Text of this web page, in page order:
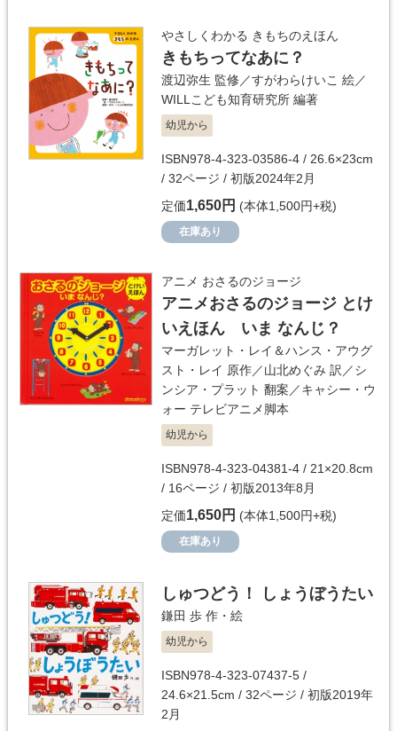
やさしくわかる きもちのえほん
きもちってなあに？
渡辺弥生 監修／すがわらけいこ 絵／
WILLこども知育研究所 編著
幼児から
ISBN978-4-323-03586-4 / 26.6×23cm
/ 32ページ / 初版2024年2月
定価1,650円 (本体1,500円+税)
在庫あり
アニメ おさるのジョージ
アニメおさるのジョージ とけ
いえほん いま なんじ？
マーガレット・レイ＆ハンス・アウグ
スト・レイ 原作／山北めぐみ 訳／シ
ンシア・プラット 翻案／キャシー・ウ
ォー テレビアニメ脚本
幼児から
ISBN978-4-323-04381-4 / 21×20.8cm
/ 16ページ / 初版2013年8月
定価1,650円 (本体1,500円+税)
在庫あり
しゅつどう！ しょうぼうたい
鎌田 歩 作・絵
幼児から
ISBN978-4-323-07437-5 /
24.6×21.5cm / 32ページ / 初版2019年
2月